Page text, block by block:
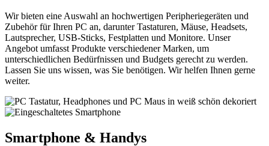
Wir bieten eine Auswahl an hochwertigen Peripheriegeräten und
Zubehör für Ihren PC an, darunter Tastaturen, Mäuse, Headsets,
Lautsprecher, USB-Sticks, Festplatten und Monitore. Unser
Angebot umfasst Produkte verschiedener Marken, um
unterschiedlichen Bedürfnissen und Budgets gerecht zu werden.
Lassen Sie uns wissen, was Sie benötigen. Wir helfen Ihnen gerne
weiter.
Smartphone & Handys